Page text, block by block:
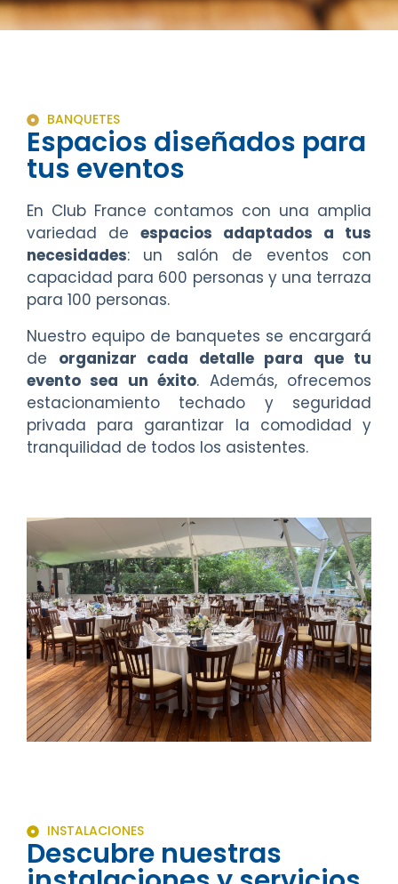
BANQUETES
Espacios diseñados para
tus eventos
En Club France contamos con una amplia
variedad de espacios adaptados a tus
necesidades: un salón de eventos con
capacidad para 600 personas y una terraza
para 100 personas.
Nuestro equipo de banquetes se encargará
de organizar cada detalle para que tu
evento sea un éxito. Además, ofrecemos
estacionamiento techado y seguridad
privada para garantizar la comodidad y
tranquilidad de todos los asistentes.
INSTALACIONES
Descubre nuestras